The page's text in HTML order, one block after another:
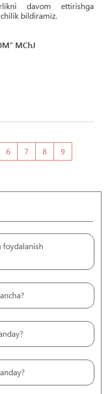
davom ettirishga
bildiramiz.
MChJ
6 7 8
9
foydalanish